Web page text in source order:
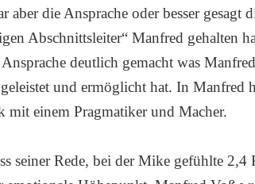
aber die Ansprache oder besser gesagt
Abschnittsleiter“ Manfred gehalten
deutlich gemacht was
und ermöglicht hat. In Manfred
mit einem Pragmatiker und Macher.
seiner Rede, bei der Mike gefühlte